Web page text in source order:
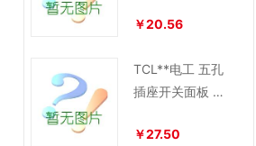
￥20.56
TCL**电工 五孔
插座开关面板 8
￥27.50